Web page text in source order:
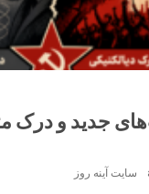
جدید و درک
سایت آینه‌ روز